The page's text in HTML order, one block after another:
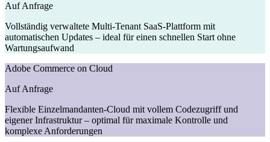
Auf Anfrage
Vollständig verwaltete Multi-Tenant SaaS-Plattform mit
automatischen Updates – ideal für einen schnellen Start ohne
Wartungsaufwand
Adobe Commerce on Cloud
Auf Anfrage
Flexible Einzelmandanten-Cloud mit vollem Codezugriff und
eigener Infrastruktur – optimal für maximale Kontrolle und
komplexe Anforderungen